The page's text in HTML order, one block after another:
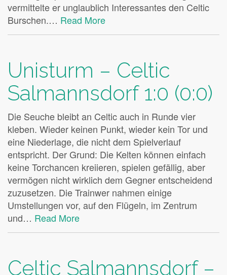
vermittelte er unglaublich Interessantes den Celtic
Burschen.… Read More
Unisturm – Celtic
Salmannsdorf 1:0 (0:0)
Die Seuche bleibt an Celtic auch in Runde vier
kleben. Wieder keinen Punkt, wieder kein Tor und
eine Niederlage, die nicht dem Spielverlauf
entspricht. Der Grund: Die Kelten können einfach
keine Torchancen kreiieren, spielen gefällig, aber
vermögen nicht wirklich dem Gegner entscheidend
zuzusetzen. Die Trainwer nahmen einige
Umstellungen vor, auf den Flügeln, im Zentrum
und… Read More
Celtic Salmannsdorf –